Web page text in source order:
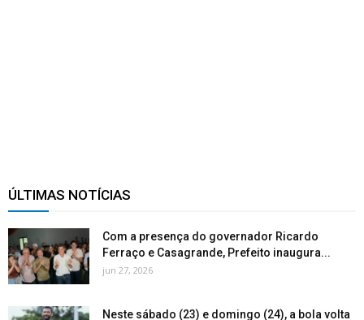
ÚLTIMAS NOTÍCIAS
Com a presença do governador Ricardo
Ferraço e Casagrande, Prefeito inaugura...
jun 27, 2026
Neste sábado (23) e domingo (24), a bola volta